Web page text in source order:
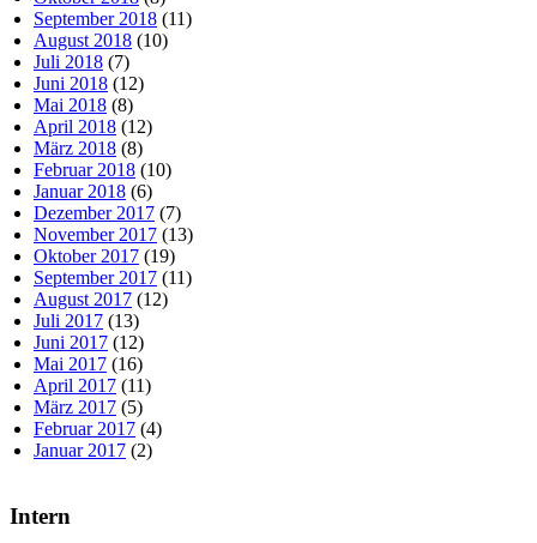
September 2018 (11)
August 2018 (10)
Juli 2018 (7)
Juni 2018 (12)
Mai 2018 (8)
April 2018 (12)
März 2018 (8)
Februar 2018 (10)
Januar 2018 (6)
Dezember 2017 (7)
November 2017 (13)
Oktober 2017 (19)
September 2017 (11)
August 2017 (12)
Juli 2017 (13)
Juni 2017 (12)
Mai 2017 (16)
April 2017 (11)
März 2017 (5)
Februar 2017 (4)
Januar 2017 (2)
Intern